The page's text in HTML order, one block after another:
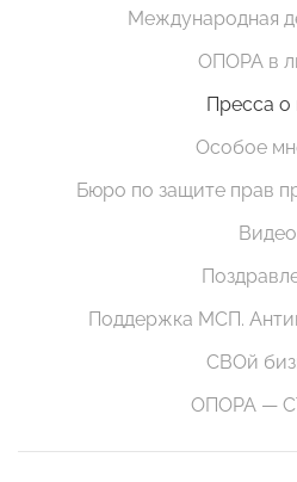
Международная
ОПОРА в
Пресса о
Особое
Бюро по защите прав
Видео
Поддержка МСП.
СВОй
ОПОРА —